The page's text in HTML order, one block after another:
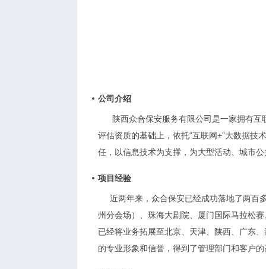
公司介绍
陕西众合保安服务有限公司是一家拥有
评估资质的基础上，依托“互联网+”大数据技
任，以信息技术为支撑，为大型活动、城市
项目经验
近两年来，众合保安已经成功落地了两百
州分会场）、珠海大剧院、厦门国际马拉松
已经将业务拓展至北京、天津、陕西、广东
的专业形象和信誉，得到了管理部门和客户